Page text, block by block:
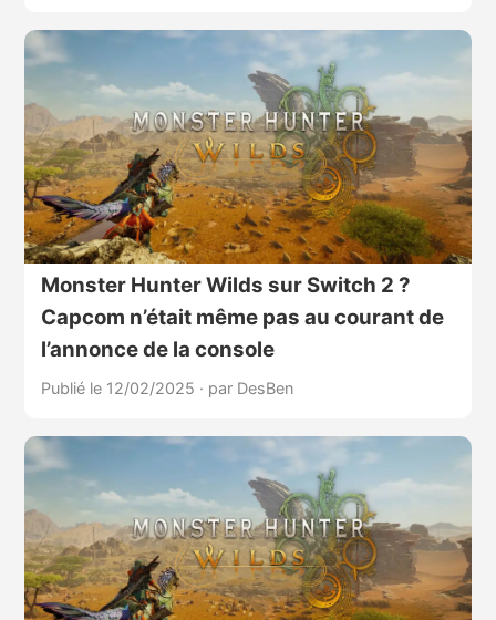
Monster Hunter Wilds sur Switch 2 ?
Capcom n’était même pas au courant de
l’annonce de la console
Publié le 12/02/2025 · par DesBen